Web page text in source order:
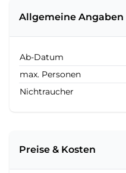
Allgemeine Angaben
Ab-Datum
max. Personen
Nichtraucher
Preise & Kosten